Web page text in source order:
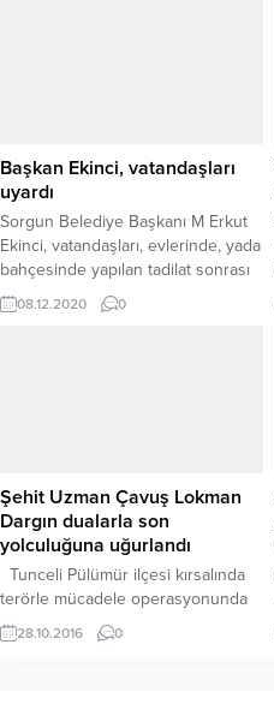
Jandarma Komutanı Albay Selçuk
Yıldırım, Belediye...
Başkan Ekinci, vatandaşları
uyardı
Sorgun Belediye Başkanı M Erkut
Ekinci, vatandaşları, evlerinde, yada
bahçesinde yapılan tadilat sonrası
oluşan inşaat atıklarını çöp
konteynırına atmamaları konusunda
08.12.2020 0
Şehit Uzman Çavuş Lokman
Dargın dualarla son
yolculuğuna uğurlandı
Tunceli Pülümür ilçesi kırsalında
terörle mücadele operasyonunda
el yapımı patlayıcının infilak etmesi
sonucu şehit düşen Jandarma
28.10.2016 0